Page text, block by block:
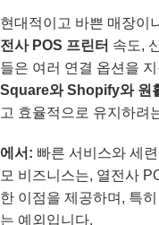
현대적이고 바쁜 매장이
전사 POS 프린터 속도,
들은 여러 연결 옵션을
Square와 Shopify와 원
고 효율적으로 유지하려
에서: 빠른 서비스와 세
모 비즈니스는, 열전사
한 이점을 제공하며, 특
는 예외입니다.